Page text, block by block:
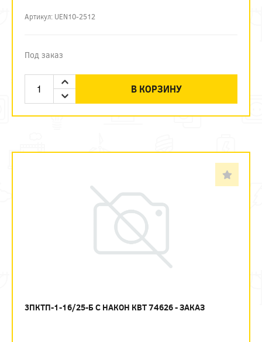
Артикул: UEN10-2512
Под заказ
В КОРЗИНУ
3ПКТП-1-16/25-Б С НАКОН КВТ 74626 - ЗАКАЗ